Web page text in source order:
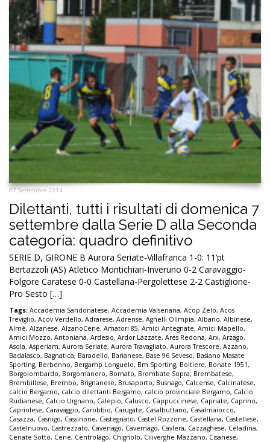
07 Settembre 2014
Dilettanti, tutti i risultati di domenica 7
settembre dalla Serie D alla Seconda
categoria: quadro definitivo
SERIE D, GIRONE B Aurora Seriate-Villafranca 1-0: 11’pt
Bertazzoli (AS) Atletico Montichiari-Inveruno 0-2 Caravaggio-
Folgore Caratese 0-0 Castellana-Pergolettese 2-2 Castiglione-
Pro Sesto […]
Tags: Accademia Sandonatese, Accademia Valseriana, Acop Zelo, Acos
Treviglio, Acov Verdello, Adrarese, Adrense, Agnelli Olimpia, Albano, Albinese,
Almè, Alzanese, AlzanoCene, Amatori 85, Amici Antegnate, Amici Mapello,
Amici Mozzo, Antoniana, Ardesio, Ardor Lazzate, Ares Redona, Arx, Arzago,
Asola, Asperiam, Aurora Seriate, Aurora Travagliato, Aurora Trescore, Azzano,
Badalasco, Bagnatica, Baradello, Barianese, Base 96 Seveso, Basiano Masate
Sporting, Berbenno, Bergamp Longuelo, Bm Sporting, Boltiere, Bonate 1951,
Borgolombardo, Borgomanero, Bornato, Brembate Sopra, Brembatese,
Brembillese, Brembo, Brignanese, Brusaporto, Busnago, Calcense, Calcinatese,
calcio Bergamo, calcio dilettanti Bergamo, calcio provinciale Bergamo, Calcio
Rudianese, Calcio Urgnano, Calepio, Calusco, Cappuccinese, Capriate, Caprino,
Capriolese, Caravaggio, Carobbio, Carugate, Casalbuttano, Casalmaiocco,
Casazza, Casnigo, Cassinone, Castegnato, Castel Rozzone, Castellana, Castellese,
Castelnuovo, Castrezzato, Cavenago, Cavernago, Cavlera, Cazzaghese, Celadina,
Cenate Sotto, Cene, Centrolago, Chignolo, Ciliverghe Mazzano, Cisanese,